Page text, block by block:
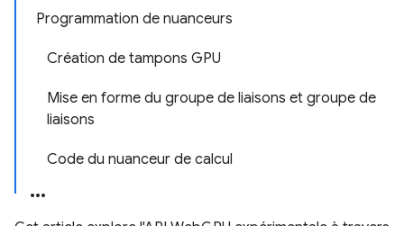
Programmation de nuanceurs
Création de tampons GPU
Mise en forme du groupe de liaisons et groupe de
liaisons
Code du nuanceur de calcul